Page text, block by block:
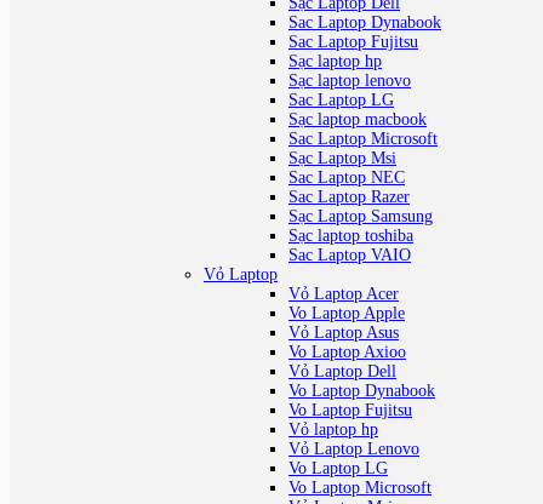
Sac Laptop Dynabook
Sac Laptop Fujitsu
Sạc laptop hp
Sạc laptop lenovo
Sac Laptop LG
Sạc laptop macbook
Sac Laptop Microsoft
Sạc Laptop Msi
Sac Laptop NEC
Sac Laptop Razer
Sạc Laptop Samsung
Sạc laptop toshiba
Sac Laptop VAIO
Vỏ Laptop
Vỏ Laptop Acer
Vo Laptop Apple
Vỏ Laptop Asus
Vo Laptop Axioo
Vỏ Laptop Dell
Vo Laptop Dynabook
Vo Laptop Fujitsu
Vỏ laptop hp
Vỏ Laptop Lenovo
Vo Laptop LG
Vo Laptop Microsoft